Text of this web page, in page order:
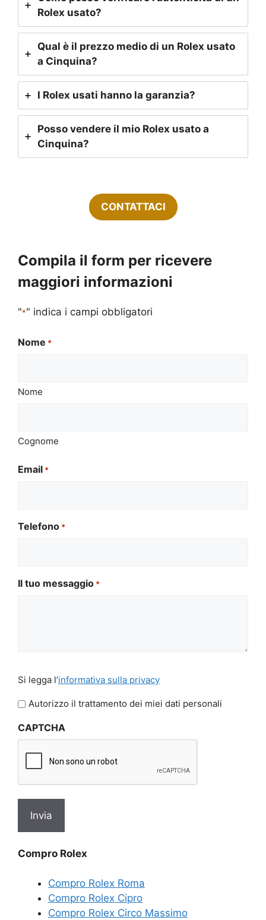
Rolex usato?
Qual è il prezzo medio di un Rolex usato
a Cinquina?
I Rolex usati hanno la garanzia?
Posso vendere il mio Rolex usato a
Cinquina?
CONTATTACI
Compila il form per ricevere
maggiori informazioni
"*" indica i campi obbligatori
Nome *
Nome
Cognome
Email *
Telefono *
Il tuo messaggio *
legga
l'informativa
privacy
Si legga l’informativa sulla privacy
Autorizzo il trattamento dei miei dati personali
CAPTCHA
Compro Rolex
Compro Rolex Roma
Compro Rolex Cipro
Compro Rolex Circo Massimo